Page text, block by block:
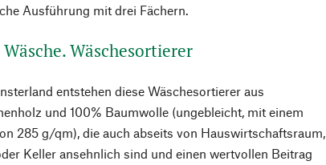
Ausführung mit drei Fächern.
Wäschesortierer
entstehen diese Wäschesortierer aus
und 100% Baumwolle (ungebleicht, mit einem
285 g/qm), die auch abseits von Hauswirtschaftsraum,
Keller ansehnlich sind und einen wertvollen Beitrag